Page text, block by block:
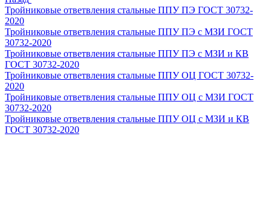
Тройниковые ответвления стальные ППУ ПЭ ГОСТ 30732-
2020
Тройниковые ответвления стальные ППУ ПЭ с МЗИ ГОСТ
30732-2020
Тройниковые ответвления стальные ППУ ПЭ с МЗИ и КВ
ГОСТ 30732-2020
Тройниковые ответвления стальные ППУ ОЦ ГОСТ 30732-
2020
Тройниковые ответвления стальные ППУ ОЦ с МЗИ ГОСТ
30732-2020
Тройниковые ответвления стальные ППУ ОЦ с МЗИ и КВ
ГОСТ 30732-2020